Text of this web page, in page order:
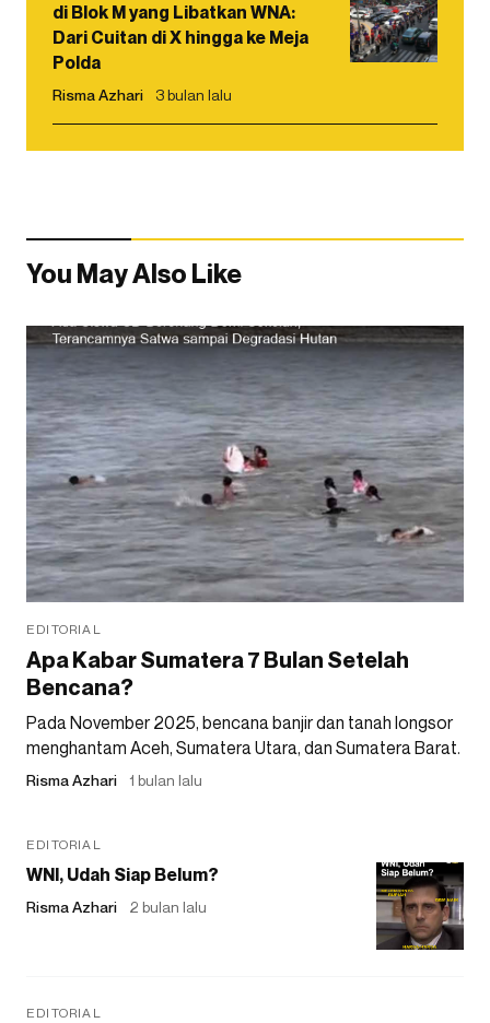
di Blok M yang Libatkan WNA:
Dari Cuitan di X hingga ke Meja
Polda
Risma Azhari 3 bulan lalu
You May Also Like
EDITORIAL
Apa Kabar Sumatera 7 Bulan Setelah
Bencana?
Pada November 2025, bencana banjir dan tanah longsor
menghantam Aceh, Sumatera Utara, dan Sumatera Barat.
Risma Azhari 1 bulan lalu
EDITORIAL
WNI, Udah Siap Belum?
Risma Azhari 2 bulan lalu
EDITORIAL